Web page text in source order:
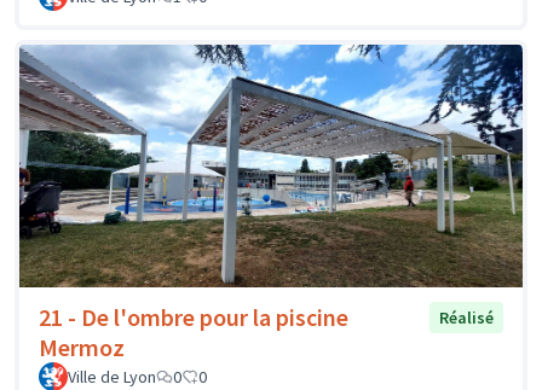
21 - De l'ombre pour la piscine
Mermoz
Réalisé
Ville de Lyon 0 0